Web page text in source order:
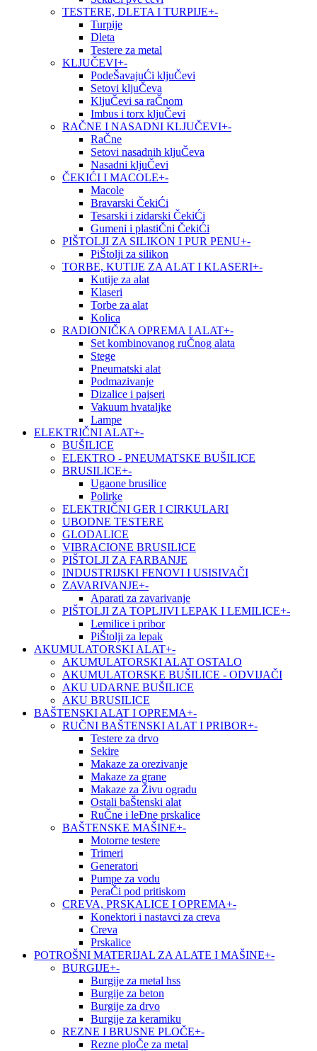
TESTERE, DLETA I TURPIJE+-
Turpije
Dleta
Testere za metal
KLJUČEVI+-
PodeŠavajuĆi kljuČevi
Setovi kljuČeva
KljuČevi sa raČnom
Imbus i torx kljuČevi
RAČNE I NASADNI KLJUČEVI+-
RaČne
Setovi nasadnih kljuČeva
Nasadni kljuČevi
ČEKIĆI I MACOLE+-
Macole
Bravarski ČekiĆi
Tesarski i zidarski ČekiĆi
Gumeni i plastiČni ČekiĆi
PIŠTOLJI ZA SILIKON I PUR PENU+-
PiŠtolji za silikon
TORBE, KUTIJE ZA ALAT I KLASERI+-
Kutije za alat
Klaseri
Torbe za alat
Kolica
RADIONIČKA OPREMA I ALAT+-
Set kombinovanog ruČnog alata
Stege
Pneumatski alat
Podmazivanje
Dizalice i pajseri
Vakuum hvataljke
Lampe
ELEKTRIČNI ALAT+-
BUŠILICE
ELEKTRO - PNEUMATSKE BUŠILICE
BRUSILICE+-
Ugaone brusilice
Polirke
ELEKTRIČNI GER I CIRKULARI
UBODNE TESTERE
GLODALICE
VIBRACIONE BRUSILICE
PIŠTOLJI ZA FARBANJE
INDUSTRIJSKI FENOVI I USISIVAČI
ZAVARIVANJE+-
Aparati za zavarivanje
PIŠTOLJI ZA TOPLJIVI LEPAK I LEMILICE+-
Lemilice i pribor
PiŠtolji za lepak
AKUMULATORSKI ALAT+-
AKUMULATORSKI ALAT OSTALO
AKUMULATORSKE BUŠILICE - ODVIJAČI
AKU UDARNE BUŠILICE
AKU BRUSILICE
BAŠTENSKI ALAT I OPREMA+-
RUČNI BAŠTENSKI ALAT I PRIBOR+-
Testere za drvo
Sekire
Makaze za orezivanje
Makaze za grane
Makaze za Živu ogradu
Ostali baŠtenski alat
RuČne i leĐne prskalice
BAŠTENSKE MAŠINE+-
Motorne testere
Trimeri
Generatori
Pumpe za vodu
PeraČi pod pritiskom
CREVA, PRSKALICE I OPREMA+-
Konektori i nastavci za creva
Creva
Prskalice
POTROŠNI MATERIJAL ZA ALATE I MAŠINE+-
BURGIJE+-
Burgije za metal hss
Burgije za beton
Burgije za drvo
Burgije za keramiku
REZNE I BRUSNE PLOČE+-
Rezne ploČe za metal